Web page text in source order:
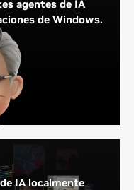
agentes de IA
de Windows.
desarrollar y
se conectan a
incluidas
diseño e
funcionan
IA localmente